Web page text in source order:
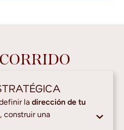
ladirección de tu
, construir una